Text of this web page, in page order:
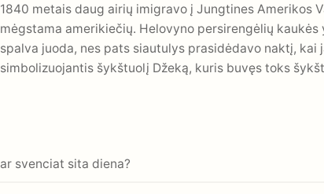
1840 metais daug airių imigravo į Jungtines Amerikos
mėgstama amerikiečių. Helovyno persirengėlių
spalva juoda, nes pats siautulys prasidėdavo naktį,
simbolizuojantis šykštuolį Džeką, kuris buvęs toks
ar svenciat sita diena?